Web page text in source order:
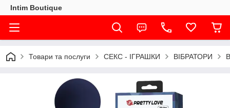
Intim Boutique
Товари та послуги СЕКС - ІГРАШКИ ВІБРАТОРИ